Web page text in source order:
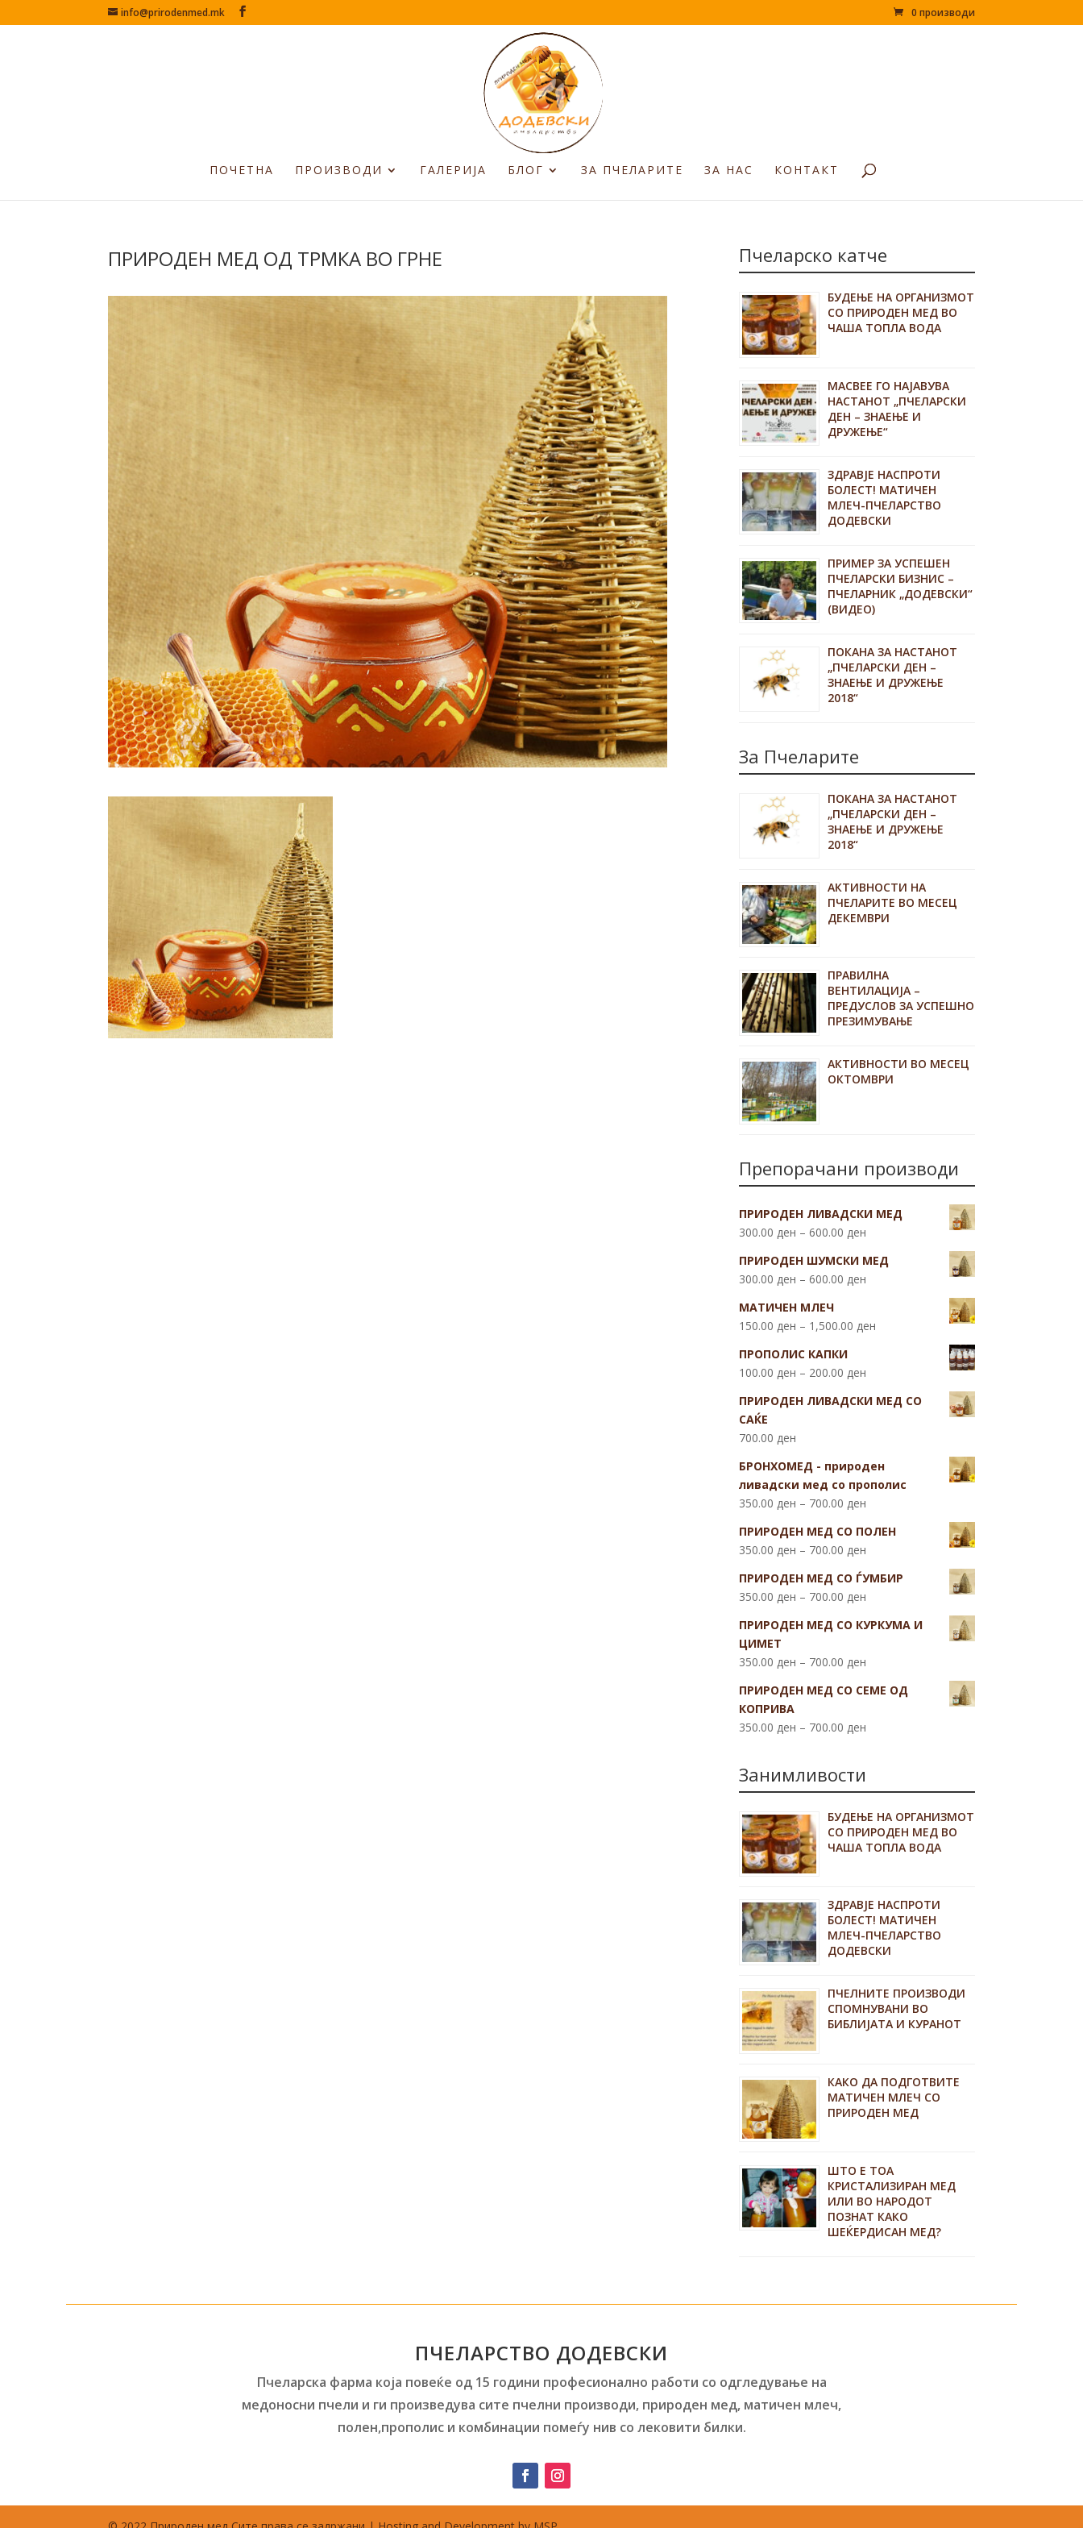
info@prirodenmed.mk 0 производи
ПОЧЕТНА ПРОИЗВОДИ ГАЛЕРИЈА БЛОГ ЗА ПЧЕЛАРИТЕ ЗА НАС КОНТАКТ
ПРИРОДЕН МЕД ОД ТРМКА ВО ГРНЕ Пчеларско катче
БУДЕЊЕ НА ОРГАНИЗМОТ
СО ПРИРОДЕН МЕД ВО
ЧАША ТОПЛА ВОДА
MACBEE ГО НАЈАВУВА
НАСТАНОТ „ПЧЕЛАРСКИ
ДЕН – ЗНАЕЊЕ И
ДРУЖЕЊЕ“
ЗДРАВЈЕ НАСПРОТИ
БОЛЕСТ! МАТИЧЕН
МЛЕЧ-ПЧЕЛАРСТВО
ДОДЕВСКИ
ПРИМЕР ЗА УСПЕШЕН
ПЧЕЛАРСКИ БИЗНИС –
ПЧЕЛАРНИК „ДОДЕВСКИ“
(ВИДЕО)
ПОКАНА ЗА НАСТАНОТ
„ПЧЕЛАРСКИ ДЕН –
ЗНАЕЊЕ И ДРУЖЕЊЕ
2018“
За Пчеларите
ПОКАНА ЗА НАСТАНОТ
„ПЧЕЛАРСКИ ДЕН –
ЗНАЕЊЕ И ДРУЖЕЊЕ
2018“
АКТИВНОСТИ НА
ПЧЕЛАРИТЕ ВО МЕСЕЦ
ДЕКЕМВРИ
ПРАВИЛНА
ВЕНТИЛАЦИЈА –
ПРЕДУСЛОВ ЗА УСПЕШНО
ПРЕЗИМУВАЊЕ
АКТИВНОСТИ ВО МЕСЕЦ
ОКТОМВРИ
Препорачани производи
ПРИРОДЕН ЛИВАДСКИ МЕД
300.00 ден –600.00 ден
ПРИРОДЕН ШУМСКИ МЕД
300.00 ден –600.00 ден
МАТИЧЕН МЛЕЧ
150.00 ден – 1,500.00 ден
ПРОПОЛИС КАПКИ
100.00 ден – 200.00 ден
ПРИРОДЕН ЛИВАДСКИ МЕД СО
САЌЕ
700.00 ден
БРОНХОМЕД - природен
ливадски мед со прополис
350.00 ден – 700.00 ден
ПРИРОДЕН МЕД СО ПОЛЕН
350.00 ден – 700.00 ден
ПРИРОДЕН МЕД СО ЃУМБИР
350.00 ден – 700.00 ден
ПРИРОДЕН МЕД СО КУРКУМА И
ЦИМЕТ
350.00 ден – 700.00 ден
ПРИРОДЕН МЕД СО СЕМЕ ОД
КОПРИВА
350.00 ден – 700.00 ден
Занимливости
БУДЕЊЕ НА ОРГАНИЗМОТ
СО ПРИРОДЕН МЕД ВО
ЧАША ТОПЛА ВОДА
ЗДРАВЈЕ НАСПРОТИ
БОЛЕСТ! МАТИЧЕН
МЛЕЧ-ПЧЕЛАРСТВО
ДОДЕВСКИ
ПЧЕЛНИТЕ ПРОИЗВОДИ
СПОМНУВАНИ ВО
БИБЛИЈАТА И КУРАНОТ
КАКО ДА ПОДГОТВИТЕ
МАТИЧЕН МЛЕЧ СО
ПРИРОДЕН МЕД
ШТО Е ТОА
КРИСТАЛИЗИРАН МЕД
ИЛИ ВО НАРОДОТ
ПОЗНАТ КАКО
ШЕЌЕРДИСАН МЕД?
ПЧЕЛАРСТВО ДОДЕВСКИ
Пчеларска фарма која повеќе од 15 години професионално работи со одгледување на
медоносни пчели и ги произведува сите пчелни производи, природен мед, матичен млеч,
полен,прополис и комбинации помеѓу нив со лековити билки.